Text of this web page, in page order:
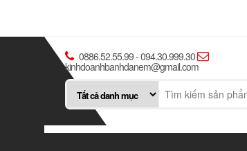
0886.52.55.99 - 094.30.999.30
kinhdoanhbanhdanem@gmail.com